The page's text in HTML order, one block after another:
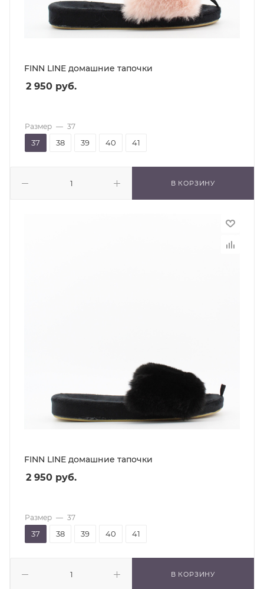
FINN LINE домашние тапочки
2 950 руб.
В КОРЗИНУ
Размер — 37
37 38 39 40 41
FINN LINE домашние тапочки
2 950 руб.
В КОРЗИНУ
Размер — 37
37 38 39 40 41